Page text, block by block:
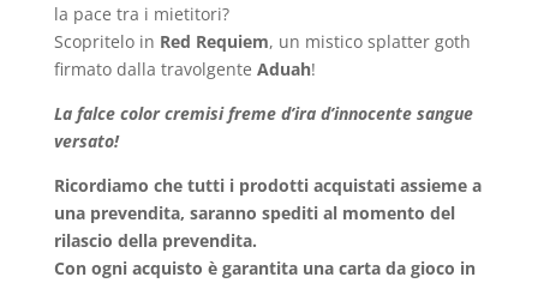
la pace tra i mietitori?
Scopritelo in Red Requiem, un mistico splatter goth
firmato dalla travolgente Aduah!
La falce color cremisi freme d’ira d’innocente sangue
versato!
Ricordiamo che tutti i prodotti acquistati assieme a
una prevendita, saranno spediti al momento del
rilascio della prevendita.
Con ogni acquisto è garantita una carta da gioco in